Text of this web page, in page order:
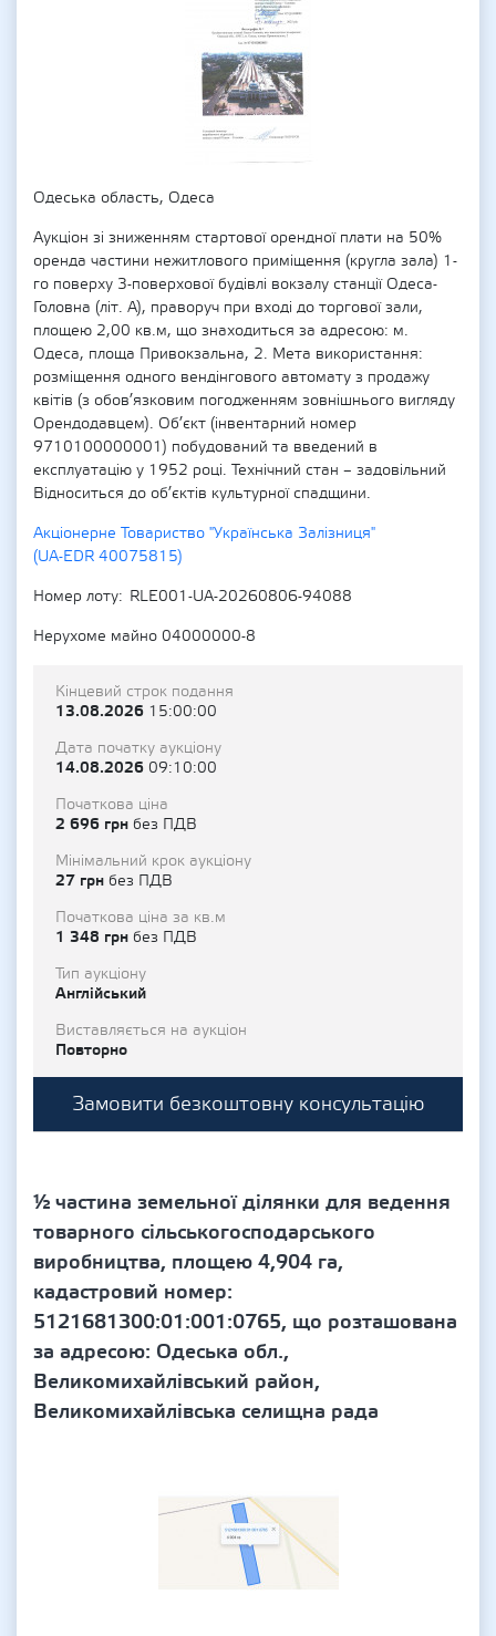
Одеська область, Одеса
Аукціон зі зниженням стартової орендної плати на 50%
оренда частини нежитлового приміщення (кругла зала) 1-
го поверху 3-поверхової будівлі вокзалу станції Одеса-
Головна (літ. А), праворуч при вході до торгової зали,
площею 2,00 кв.м, що знаходиться за адресою: м.
Одеса, площа Привокзальна, 2. Мета використання:
розміщення одного вендінгового автомату з продажу
квітів (з обов’язковим погодженням зовнішнього вигляду
Орендодавцем). Об’єкт (інвентарний номер
9710100000001) побудований та введений в
експлуатацію у 1952 році. Технічний стан – задовільний
Відноситься до об’єктів культурної спадщини.
Акціонерне Товариство "Українська Залізниця"
(UA-EDR 40075815)
Номер лоту
RLE001-UA-20260806-94088
Нерухоме майно 04000000-8
Кінцевий строк подання
13.08.2026 15:00:00
Дата початку аукціону
14.08.2026 09:10:00
Початкова ціна
2 696 грн без ПДВ
Мінімальний крок аукціону
27 грн без ПДВ
Початкова ціна за кв.м
1 348 грн без ПДВ
Тип аукціону
Англійський
Виставляється на аукціон
Повторно
Замовити безкоштовну консультацію
½ частина земельної ділянки для ведення
товарного сільськогосподарського
виробництва, площею 4,904 га,
кадастровий номер:
5121681300:01:001:0765, що розташована
за адресою: Одеська обл.,
Великомихайлівський район,
Великомихайлівська селищна рада